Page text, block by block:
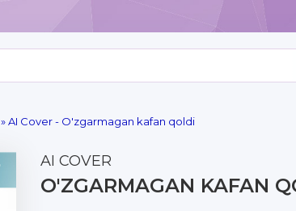
» AI Cover - O'zgarmagan kafan qoldi
AI COVER
O'ZGARMAGAN KAFAN